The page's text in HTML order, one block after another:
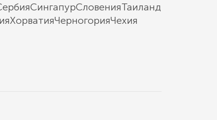
СингапурСловенияТаиланд
ХорватияЧерногорияЧехия